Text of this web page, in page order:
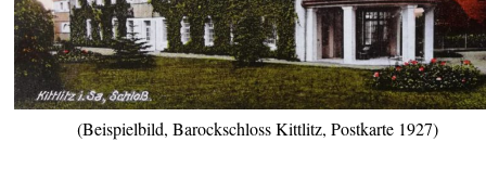
(Beispielbild, Barockschloss Kittlitz, Postkarte 1927)